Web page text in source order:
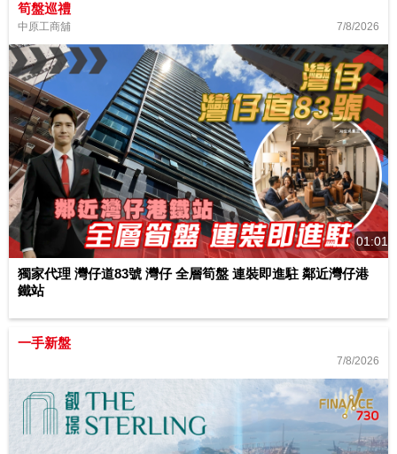
筍盤巡禮
中原工商舖 7/8/2026
01:01
獨家代理 灣仔道83號 灣仔 全層筍盤 連裝即進駐 鄰近灣仔港
鐵站
一手新盤
7/8/2026